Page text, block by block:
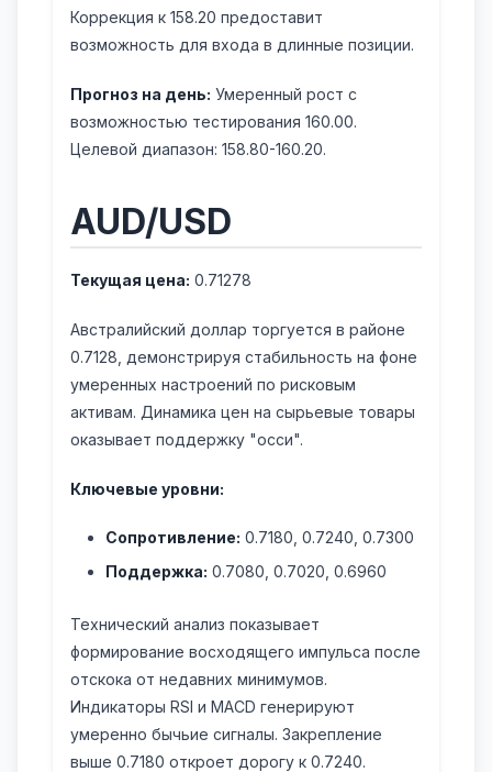
Коррекция к 158.20 предоставит
возможность для входа в длинные позиции.
Прогноз на день: Умеренный рост с
возможностью тестирования 160.00.
Целевой диапазон: 158.80-160.20.
AUD/USD
Текущая цена: 0.71278
Австралийский доллар торгуется в районе
0.7128, демонстрируя стабильность на фоне
умеренных настроений по рисковым
активам. Динамика цен на сырьевые товары
оказывает поддержку "осси".
Ключевые уровни:
Сопротивление: 0.7180, 0.7240, 0.7300
Поддержка: 0.7080, 0.7020, 0.6960
Технический анализ показывает
формирование восходящего импульса после
отскока от недавних минимумов.
Индикаторы RSI и MACD генерируют
умеренно бычьие сигналы. Закрепление
выше 0.7180 откроет дорогу к 0.7240.